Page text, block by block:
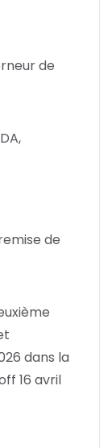
de
de
dans la
16 avril